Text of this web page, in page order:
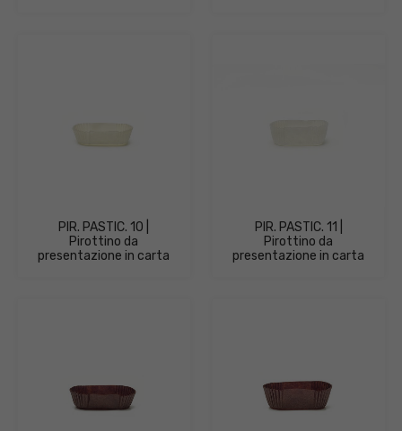
PIR. PASTIC. 10 |
Pirottino da
presentazione in carta
PIR. PASTIC. 11 |
Pirottino da
presentazione in carta